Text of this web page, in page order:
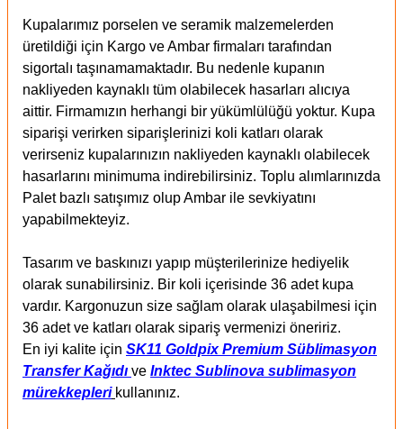
Kupalarımız porselen ve seramik malzemelerden
üretildiği için Kargo ve Ambar firmaları tarafından
sigortalı taşınamamaktadır. Bu nedenle kupanın
nakliyeden kaynaklı tüm olabilecek hasarları alıcıya
aittir. Firmamızın herhangi bir yükümlülüğü yoktur. Kupa
siparişi verirken siparişlerinizi koli katları olarak
verirseniz kupalarınızın nakliyeden kaynaklı olabilecek
hasarlarını minimuma indirebilirsiniz. Toplu alımlarınızda
Palet bazlı satışımız olup Ambar ile sevkiyatını
yapabilmekteyiz.
Tasarım ve baskınızı yapıp müşterilerinize hediyelik
olarak sunabilirsiniz. Bir koli içerisinde 36 adet kupa
vardır. Kargonuzun size sağlam olarak ulaşabilmesi için
36 adet ve katları olarak sipariş vermenizi öneririz.
En iyi kalite için SK11 Goldpix Premium Süblimasyon
Transfer Kağıdı ve Inktec Sublinova sublimasyon
mürekkepleri kullanınız.